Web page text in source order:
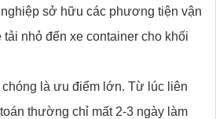
sở hữu các phương tiện vận
nhỏ đến xe container cho khối
là ưu điểm lớn. Từ lúc liên
thường chỉ mất 2-3 ngày làm